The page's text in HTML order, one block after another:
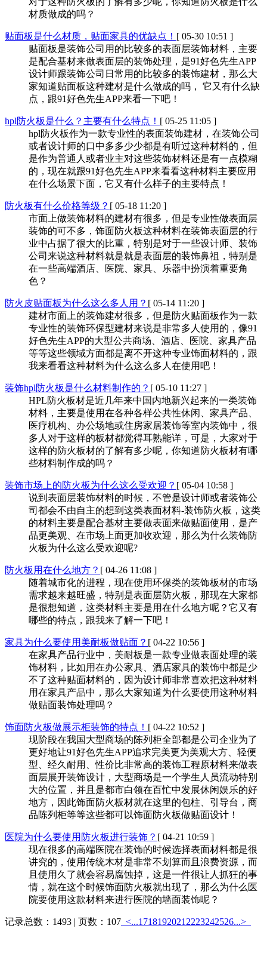
材质做成的吗？
贴面板是什么材质，贴面家具的优缺点！ [ 05-30 10:51 ]
贴面板是装饰公司用的比较多的表面层装饰材料，主要
是配合基材来做表面层的装饰处理，是91好色先生APP
设计师跟装饰公司日常用的比较多的装饰建材，那么大
家知道贴面板这种建材是什么做成的吗， 它又有什么缺
点，跟91好色先生APP来看一下吧！
hpl防火板是什么？主要有什么特点！ [ 05-25 11:05 ]
hpl防火板作为一款专业性的表面装饰建材，在装饰公司
或者设计师的口中多多少少都是有听过这种材料的，但
是作为普通人或者业主对这些装饰材料还是有一点模糊
的，现在就跟91好色先生APP来看看这种材料主要应用
在什么场景下面，它又有什么样子的主要特点！
防火板有什么价格等级？ [ 05-18 11:20 ]
市面上做装饰材料的建材有很多，但是专业性做表面层
装饰的可不多，饰面防火板这种材料在装饰表面层的行
业中占据了很大的比重，特别是对于一些设计师、装饰
公司来说这种材料就是就是表面层的装饰鼻祖，特别是
在一些高端酒店、医院、家具、乐器中扮演着重要角
色？
防火皮贴面板为什么这么多人用？ [ 05-14 11:20 ]
建材市面上的装饰建材很多，但是防火贴面板作为一款
专业性的装饰环保型建材来说是非常多人使用的，像91
好色先生APP的大型公共商场、酒店、医院、家具产品
等等这些领域方面都是离不开这种专业饰面材料的，跟
我来看看这种材料为什么这么多人在使用吧！
装饰hpl防火板是什么材料制作的？ [ 05-10 11:27 ]
HPL防火板材是近几年来中国内地新兴起来的一类装饰
材料，主要是使用在各种各样公共性休闲、家具产品、
医疗机构、办公场地或住房家居装饰等室内装饰中，很
多人对于这样的板材都觉得耳熟能详，可是，大家对于
这样的防火板材的了解有多少呢，你知道防火板材有哪
些材料制作成的吗？
装饰市场上的防火板为什么这么受欢迎？ [ 05-04 10:58 ]
说到表面层装饰材料的时候，不管是设计师或者装饰公
司都会不由自主的想到这类表面材料-装饰防火板，这类
的材料主要是配合基材主要做表面来做贴面使用，是产
品更美观、在市场上面更加收欢迎，那么为什么装饰防
火板为什么这么受欢迎呢?
防火板用在什么地方？ [ 04-26 11:08 ]
随着城市化的进程，现在使用环保类的装饰板材的市场
需求越来越旺盛，特别是表面层防火板，那现在大家都
是很想知道，这类材料主要是用在什么地方呢？它又有
哪些的特点，跟我来了解一下吧！
家具为什么要使用美耐板做贴面？ [ 04-22 10:56 ]
在家具产品行业中，美耐板是一款专业做表面处理的装
饰材料，比如用在办公家具、酒店家具的装饰中都是少
不了这种贴面材料的，因为设计师非常喜欢把这种材料
用在家具产品中，那么大家知道为什么要使用这种材料
做贴面装饰处理吗？
饰面防火板做展示柜装饰的特点！ [ 04-22 10:52 ]
现阶段在我国大型商场的陈列柜全部都是公司企业为了
更好地让91好色先生APP追求完美更为美观大方、轻便
型、经久耐用、性价比非常高的装饰工程原材料来做表
面层展开装饰设计，大型商场是一个学生人员流动特别
大的位置，并且是都市白领在百忙中发展休闲娱乐的好
地方，因此饰面防火板材就在这里的包柱、引导台，商
品陈列柜等等这些都可以饰面防火板做贴面设计！
医院为什么要使用防火板进行装饰？ [ 04-21 10:59 ]
现在很多的高端医院在装饰的时候选择表面材料都是很
讲究的，使用传统木材是非常不划算而且浪费资源，而
且使用久了就会容易腐蚀掉，这是一件很让人抓狂的事
情，就在这个时候饰面防火板就出现了，那么为什么医
院要使用这款材料来进行医院的墙面装饰呢？
记录总数：1493 | 页数：107 <...1718192021 2223242526...>